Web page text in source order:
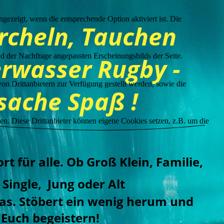
Tauchen
Rugby -
Spaß !
für alle. Ob Groß Klein, Familie,
Jung oder Alt
Stöbert ein wenig herum und
begeistern!
wenn die entsprechende Option aktiviert ist. Die
Nachfrage angepassten Erscheinungsbilds der Seite.
Drittanbietern zur Verfügung gestellt werden, sowie die
Diese Drittanbieter können eigene Cookies setzen, z.B. um die